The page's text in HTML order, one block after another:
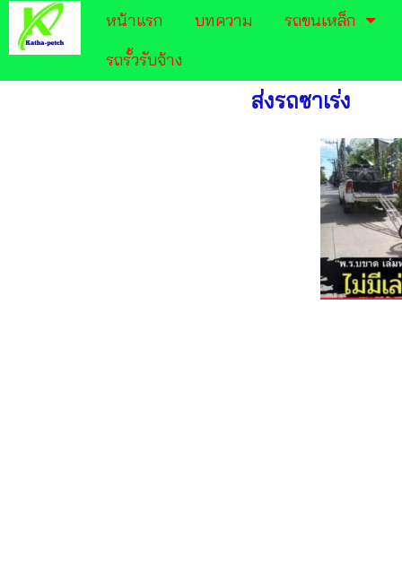
หน้าแรก บทความ
รถขนเหล็ก
รถรั้วรับจ้าง
ส่งรถซาเร่ง